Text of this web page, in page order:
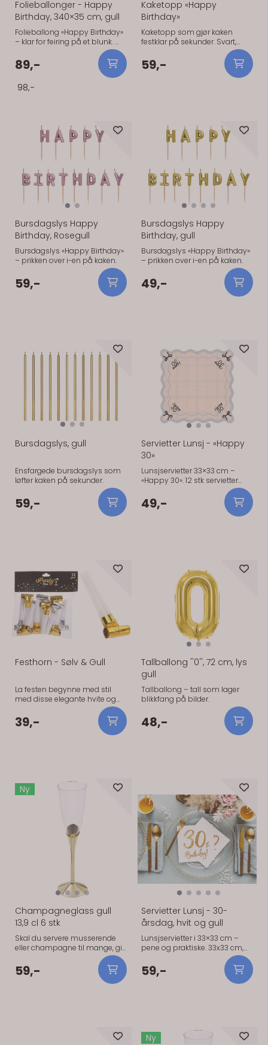
Folieballonger - Happy
Birthday, 340×35 cm, gull
Folieballong «Happy Birthday»
– klar for feiring på et blunk.
Festes som en banner/ballong
og gir tydelig budskap på
festen. Kan fylles med luft og
henges, eller helium for svev.
Tips: Kombiner med
89,-
98,-
Kaketopp «Happy
Birthday»
Kaketopp som gjør kaken
festklar på sekunder. Svart,
59,-
Bursdagslys Happy
Birthday, Rosegull
Bursdagslys «Happy Birthday»
– prikken over i-en på kaken.
59,-
Bursdagslys Happy
Birthday, gull
Bursdagslys «Happy Birthday»
– prikken over i-en på kaken.
49,-
Bursdagslys, gull
Ensfargede bursdagslys som
løfter kaken på sekunder.
59,-
Servietter Lunsj - «Happy
30»
Lunsjservietter 33×33 cm –
«Happy 30». 12 stk servietter
som gjør bordet nydelig på
minutter.
49,-
Festhorn - Sølv & Gull
La festen begynne med stil
med disse elegante hvite og
gullfargede festhornene! 12 stk
39,-
Tallballong ''0'', 72 cm, lys
gull
Tallballong – tall som lager
blikkfang på bilder.
48,-
Ny
Champagneglass gull
13,9 cl 6 stk
Skal du servere musserende
eller champagne til mange, gir
disse glassene deg et raskt og
ryddig alternativ. De er laget i
plast med gullfarget fot og
59,-
Servietter Lunsj - 30-
årsdag, hvit og gull
Lunsjservietter i 33×33 cm –
pene og praktiske. 33x33 cm,
59,-
Ny
På lager